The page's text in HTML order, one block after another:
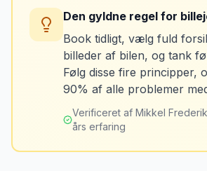
brændstofmåleren.
MJ
Mikkels erfaring
“Jeg fotograferer altid
vinkler ved afhentning.
sidste tankning.
Tank bilen op et par
lufthavnen dagen før
er markant lavere.
Den gyldne regel for
Book tidligt, vælg fuld
billeder af bilen, og tank
Følg disse fire principper,
90% af alle problemer
Verificeret af Mikkel
års erfaring